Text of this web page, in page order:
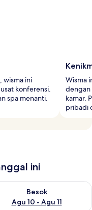
wisma ini
konferensi.
spa menanti.
Wisma
dengan
kamar.
pribadi
ini
9 - Agu 10
Besok
Agu 10 - Agu 11
ketersediaan untuk